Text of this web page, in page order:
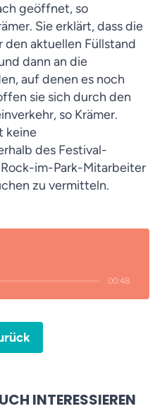
geöffnet, so
Sie erklärt, dass die
aktuellen Füllstand
dann an die
auf denen es noch
sie sich durch den
so Krämer.
keine
des Festival-
im-Park-Mitarbeiter
zu vermitteln.
00:48
INTERESSIEREN